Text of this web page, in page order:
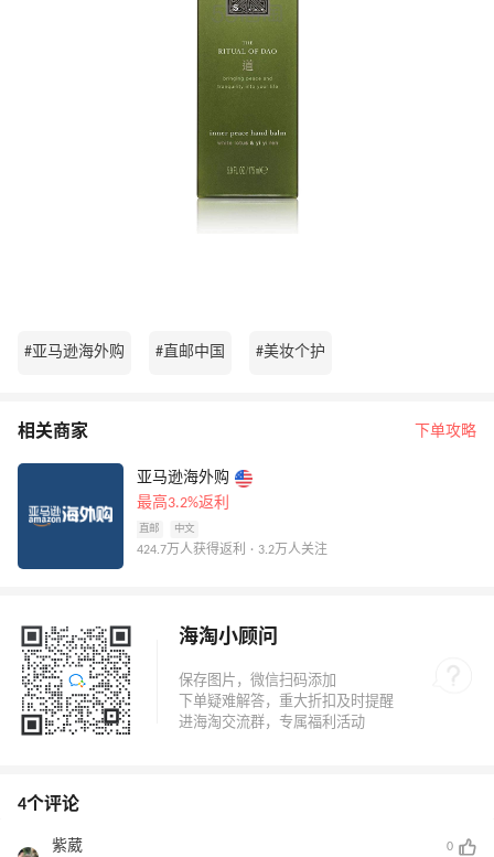
#亚马逊海外购 #直邮中国 #美妆个护
相关商家 下单攻略
亚马逊海外购
最高3.2%返利
直邮 中文
424.7万人获得返利 · 3.2万人关注
海淘小顾问
4个评论
紫葳 0